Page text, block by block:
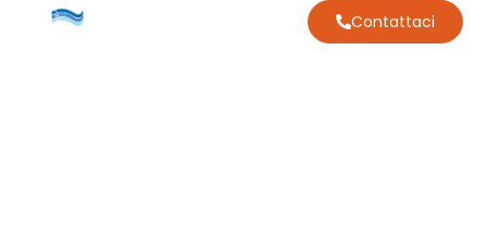
Contattaci